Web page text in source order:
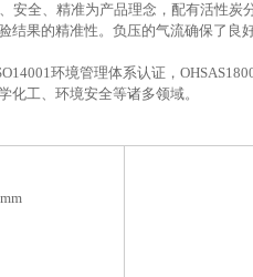
安全、精准为产品理念，配有活性
结果的精准性。负压的气流确保了
环境管理体系认证，
化工、环境安全等诸多领域。
mm